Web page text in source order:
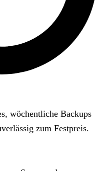
wöchentliche Backups
zum Festpreis.